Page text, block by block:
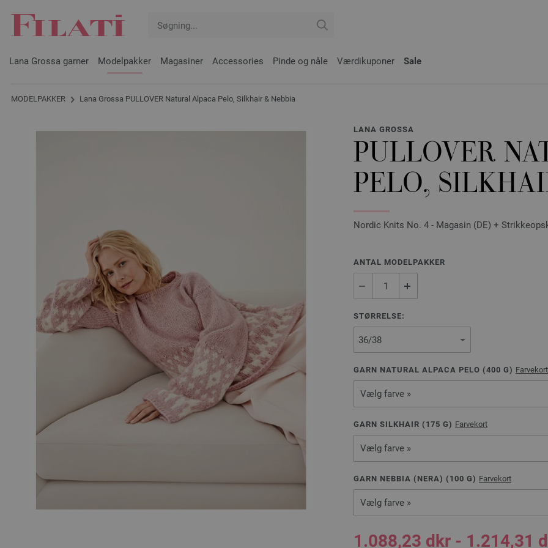
Lana Grossa garner Modelpakker Magasiner Accessories Pinde og nåle Værdikuponer Sale
MODELPAKKER Lana Grossa PULLOVER Natural Alpaca Pelo, Silkhair & Nebbia
LANA GROSSA
PULLOVER
PELO,
Nordic Knits No. 4 - Magasin (DE) +
ANTAL MODELPAKKER
STØRRELSE:
GARN NATURAL ALPACA PELO (400 G) Farvekort
Vælg farve »
GARN SILKHAIR ( 175 G) Farvekort
Vælg farve »
GARN NEBBIA (NERA) ( 100 G) Farvekort
Vælg farve »
1.088,23 dkr - 1.214,31